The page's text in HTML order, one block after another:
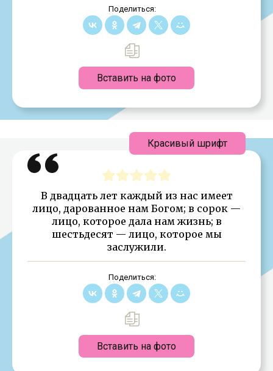
Поделиться:
Вставить на фото
В двадцать лет каждый из нас имеет
лицо, дарованное нам Богом; в сорок —
лицо, которое дала нам жизнь; в
шестьдесят — лицо, которое мы
заслужили.
Поделиться:
Вставить на фото
Красивый шрифт